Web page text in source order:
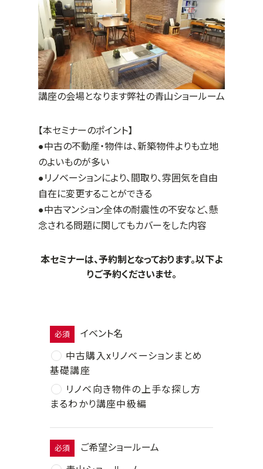
講座の会場となります弊社の青山ショールーム
【本セミナーのポイント】
●中古の不動産・物件は、新築物件よりも立地
のよいものが多い
●リノベーションにより、間取り、雰囲気を自由
自在に変更することができる
●中古マンション全体の耐震性の不安など、懸
念される問題に関してもカバーをした内容
本セミナーは、予約制となっております。以下よ
りご予約くださいませ。
必須
イベント名
中古購入xリノベーションまとめ
基礎講座
リノベ向き物件の上手な探し方
まるわかり講座中級編
必須
ご希望ショールーム